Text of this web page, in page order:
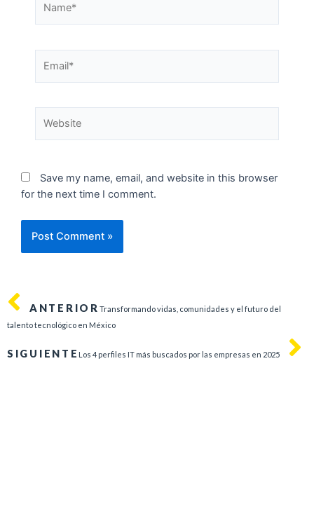
Save my name, email, and website in this browser
for the next time I comment.
ANTERIOR Transformando vidas, comunidades y el futuro del
talento tecnológico en México
SIGUIENTE Los 4 perfiles IT más buscados por las empresas en 2025